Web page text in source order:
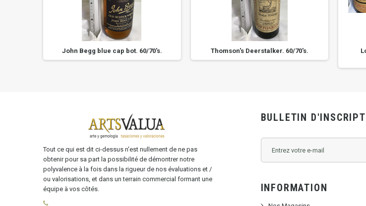
John Begg blue cap bot. 60/70's. Thomson's Deerstalker. 60/70's.
Tout ce qui est dit ci-dessus n'est nullement de ne pas
obtenir pour sa part la possibilité de démontrer notre
polyvalence à la fois dans la rigueur de nos évaluations et /
ou valorisations, et dans un terrain commercial formant une
équipe à vos côtés.
BULLETIN
INFORMATION